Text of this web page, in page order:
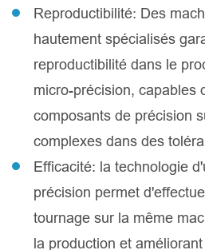
Reproductibilité: Des
hautement spécialisés
reproductibilité dans le
micro-précision, capables
composants de précision
complexes dans des
Efficacité: la technologie
précision permet
tournage sur la même
la production et